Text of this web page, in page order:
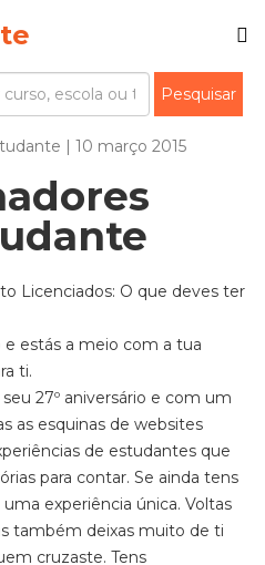
| 10 março 2015
Licenciados: O que deves ter
estás a meio com a tua
ti.
27º aniversário e com um
as esquinas de websites
de estudantes que
para contar. Se ainda tens
experiência única. Voltas
também deixas muito de ti
cruzaste. Tens